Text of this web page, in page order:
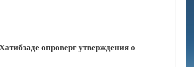
опроверг утверждения о